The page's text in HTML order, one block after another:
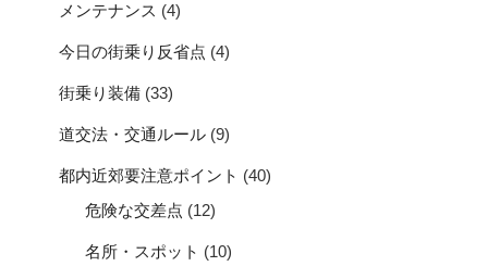
メンテナンス (4)
今日の街乗り反省点 (4)
街乗り装備 (33)
道交法・交通ルール (9)
都内近郊要注意ポイント (40)
危険な交差点 (12)
名所・スポット (10)